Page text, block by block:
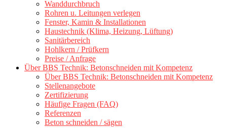
Wanddurchbruch
Rohren u. Leitungen verlegen
Fenster, Kamin & Installationen
Haustechnik (Klima, Heizung, Lüftung)
Sanitärbereich
Hohlkern / Prüfkern
Preise / Anfrage
Über BBS Technik: Betonschneiden mit Kompetenz
Über BBS Technik: Betonschneiden mit Kompetenz
Stellenangebote
Zertifizierung
Häufige Fragen (FAQ)
Referenzen
Beton schneiden / sägen